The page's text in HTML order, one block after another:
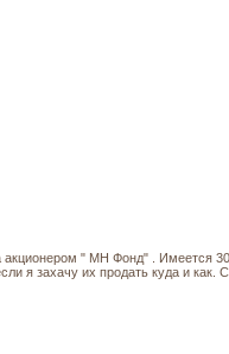
" МН Фонд" . Имеется
я захачу их продать куда и как.